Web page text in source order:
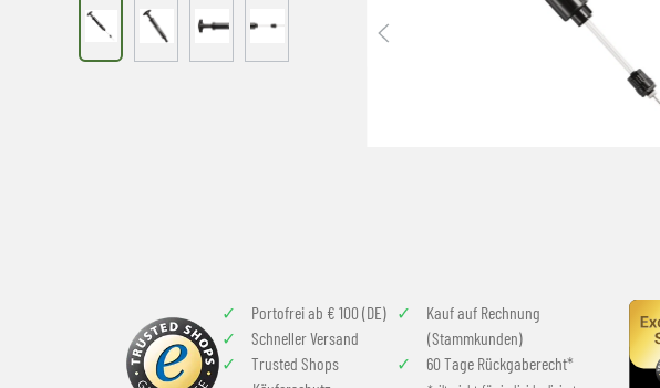
Portofrei ab € 100 (DE)
Schneller Versand
Trusted Shops
Kauf auf Rechnung
(Stammkunden)
60 Tage Rückgaberecht*